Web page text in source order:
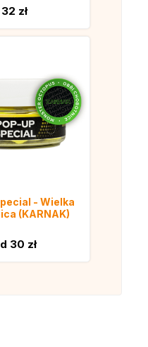
32 zł
- Wielka
(KARNAK)
30 zł